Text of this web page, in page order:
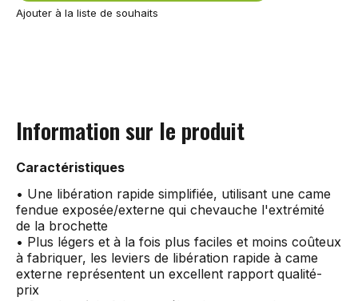
Ajouter à la liste de souhaits
Information sur le produit
Caractéristiques
• Une libération rapide simplifiée, utilisant une came
fendue exposée/externe qui chevauche l'extrémité
de la brochette
• Plus légers et à la fois plus faciles et moins coûteux
à fabriquer, les leviers de libération rapide à came
externe représentent un excellent rapport qualité-
prix